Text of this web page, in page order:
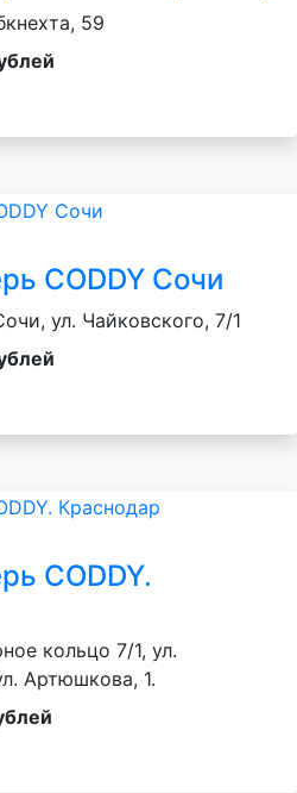
59
CODDY Сочи
ул. Чайковского, 7/1
CODDY.
кольцо 7/1, ул.
Артюшкова, 1.